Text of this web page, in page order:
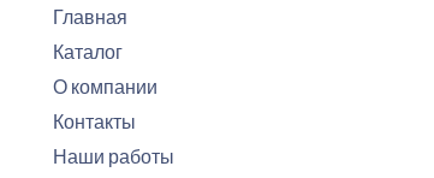
Главная
Каталог
О компании
Контакты
Наши работы